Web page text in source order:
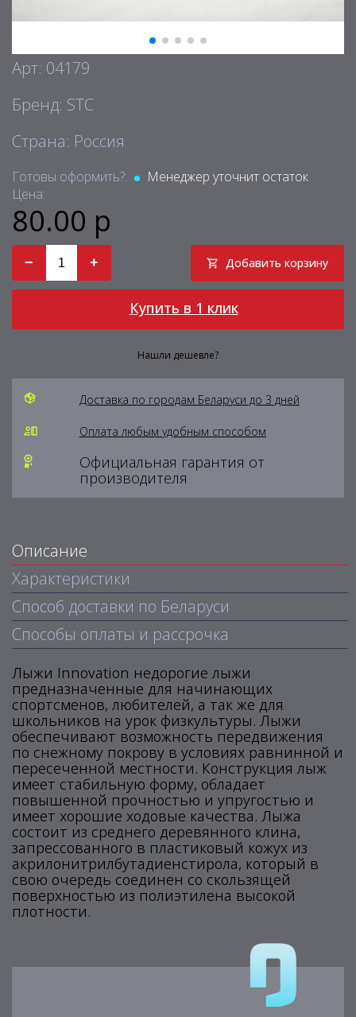
Арт: 04179
Бренд: STC
Страна: Россия
Готовы оформить?:
Менеджер уточнит остаток
Цена:
80.00 р
− + Добавить корзину
Купить в 1 клик
Нашли дешевле?
Доставка по городам Беларуси до 3 дней
Оплата любым удобным способом
Официальная гарантия от
производителя
Описание
Характеристики
Способ доставки по Беларуси
Способы оплаты и рассрочка
Лыжи Innovation недорогие лыжи
предназначенные для начинающих
спортсменов, любителей, а так же для
школьников на урок физкультуры. Лыжи
обеспечивают возможность передвижения
по снежному покрову в условиях равнинной и
пересеченной местности. Конструкция лыж
имеет стабильную форму, обладает
повышенной прочностью и упругостью и
имеет хорошие ходовые качества. Лыжа
состоит из среднего деревянного клина,
запрессованного в пластиковый кожух из
акрилонитрилбутадиенстирола, который в
свою очередь соединен со скользящей
поверхностью из полиэтилена высокой
плотности.